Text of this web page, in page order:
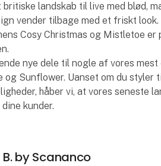
landskab til live med blød,
vender tilbage med et friskt look.
Cosy Christmas og Mistletoe
nye dele til nogle af vores mest
og Sunflower. Uanset om du
håber vi, at vores seneste
kunder.
by Scananco